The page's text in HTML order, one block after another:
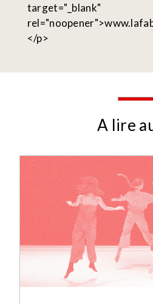
target="_blank"
</p>
A lire